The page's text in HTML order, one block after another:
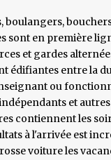
boulangers,
sont en première
et gardes
édifiantes entre la
ou
et
contiennent les
à l'arrivée est
voiture les